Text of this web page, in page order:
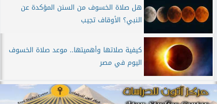
هل صلاة الخسوف من السنن المؤكدة عن
النبي؟ الأوقاف تجيب
كيفية صلاتها وأهميتها.. موعد صلاة الخسوف
اليوم في مصر